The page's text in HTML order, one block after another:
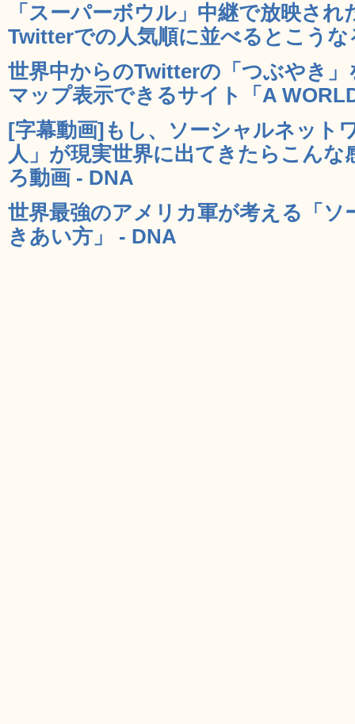
「スーパーボウル」中継で放映され
Twitterでの人気順に並べるとこうな
世界中からのTwitterの「つぶやき
マップ表示できるサイト「A
[字幕動画]もし、ソーシャルネット
人」が現実世界に出てきたらこん
ろ動画 - DNA
世界最強のアメリカ軍が考える「
きあい方」 - DNA